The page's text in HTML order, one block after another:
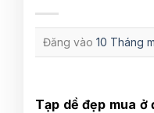
Đăng vào 10 Tháng
Tạp dề đẹp mua ở